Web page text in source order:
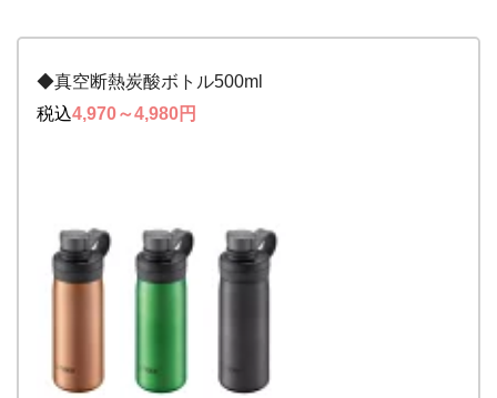
◆真空断熱炭酸ボトル500ml
税込4,970～4,980円